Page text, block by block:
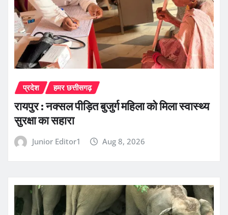
प्रदेश हमर छत्तीसगढ़
रायपुर : नक्सल पीड़ित बुजुर्ग महिला को मिला स्वास्थ्य
सुरक्षा का सहारा
Junior Editor1 Aug 8, 2026